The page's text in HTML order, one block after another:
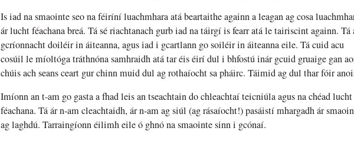
Is iad na smaointe seo na féiríní luachmhara atá beartaithe againn a leagan ag cosa
ár lucht féachana breá. Tá sé riachtanach gurb iad na táirgí is fearr atá le tairiscint againn. Tá
gcríonnacht doiléir in áiteanna, agus iad i gcartlann go soiléir in áiteanna eile. Tá cuid acu
cosúil le míoltóga tráthnóna samhraidh atá tar éis éirí dul i bhfostú inár gcuid gruaige gan
chúis ach seans ceart gur chinn muid dul ag rothaíocht sa pháirc. Táimid ag dul thar fóir
Imíonn an t-am go gasta a fhad leis an tseachtain do chleachtaí teicniúla agus na chéad lucht
féachana. Tá ár n-am cleachtaidh, ár n-am ag siúl (ag rásaíocht!) pasáistí mhargadh ár
ag laghdú. Tarraingíonn éilimh eile ó ghnó na smaointe sinn i gcónaí.